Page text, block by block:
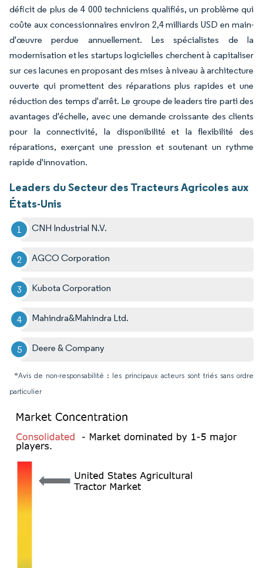
déficit de plus de 4 000 techniciens qualifiés, un problème qui
coûte aux concessionnaires environ 2,4 milliards USD en main-
d'œuvre perdue annuellement. Les spécialistes de la
modernisation et les startups logicielles cherchent à capitaliser
sur ces lacunes en proposant des mises à niveau à architecture
ouverte qui promettent des réparations plus rapides et une
réduction des temps d'arrêt. Le groupe de leaders tire parti des
avantages d'échelle, avec une demande croissante des clients
pour la connectivité, la disponibilité et la flexibilité des
réparations, exerçant une pression et soutenant un rythme
rapide d'innovation.
Leaders du Secteur des Tracteurs Agricoles aux
États-Unis
CNH Industrial N.V.
AGCO Corporation
Kubota Corporation
Mahindra&Mahindra Ltd.
Deere & Company
*Avis de non-responsabilité : les principaux acteurs sont triés sans ordre
particulier